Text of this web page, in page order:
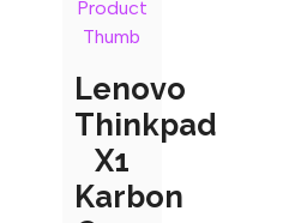
Lenovo
Thinkpad
X1
Karbon